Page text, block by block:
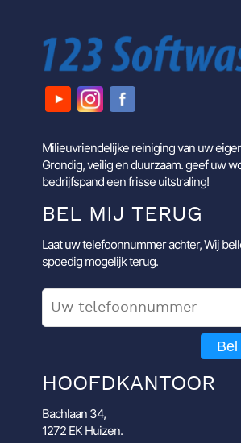
Milieuvriendelijke reiniging van uw
Grondig, veilig en duurzaam. geef uw
bedrijfspand een frisse uitstraling!
BEL MIJ TERUG
Laat uw telefoonnummer achter, Wij
spoedig mogelijk terug.
HOOFDKANTOOR
Bachlaan 34,
1272 EK Huizen.